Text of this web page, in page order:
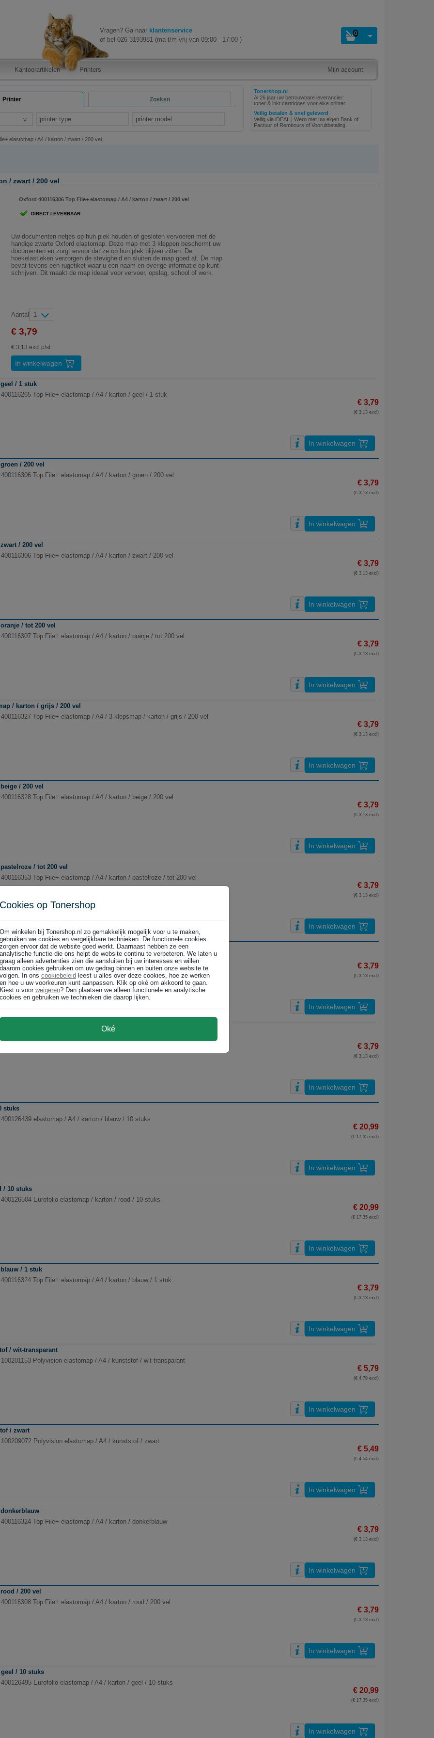
Vragen? Ga naar klantenservice
of bel 026-3193981 (ma t/m vrij van 09:00 - 17:00 )
0
Kantoorartikelen Printers Mijn account
Printer Zoeken
printer type printer model
Tonershop.nl
Al 26 jaar uw betrouwbare leverancier:
toner & inkt cartridges voor elke printer
Veilig betalen & snel geleverd
Veilig via iDEAL | Wero met uw eigen Bank of
Factuur of Rembours of Vooruitbetaling.
elastomap / A4 / karton / zwart / 200 vel
/ zwart / 200 vel
Oxford 400116306 Top File+ elastomap / A4 / karton / zwart / 200 vel
DIRECT LEVERBAAR
Uw documenten netjes op hun plek houden of gesloten vervoeren met de
handige zwarte Oxford elastomap. Deze map met 3 kleppen beschermt uw
documenten en zorgt ervoor dat ze op hun plek blijven zitten. De
hoekelastieken verzorgen de stevigheid en sluiten de map goed af. De map
bevat tevens een rugetiket waar u een naam en overige informatie op kunt
schrijven. Dit maakt de map ideaal voor vervoer, opslag, school of werk.
Aantal 1
€ 3,79
€ 3,13 excl p/st
In winkelwagen
/ 1 stuk
Top File+ elastomap / A4 / karton / geel / 1 stuk
€ 3,79
(€ 3,13 excl)
In winkelwagen
/ 200 vel
Top File+ elastomap / A4 / karton / groen / 200 vel
€ 3,79
(€ 3,13 excl)
In winkelwagen
/ 200 vel
Top File+ elastomap / A4 / karton / zwart / 200 vel
€ 3,79
(€ 3,13 excl)
In winkelwagen
/ tot 200 vel
Top File+ elastomap / A4 / karton / oranje / tot 200 vel
€ 3,79
(€ 3,13 excl)
In winkelwagen
/ karton / grijs / 200 vel
Top File+ elastomap / A4 / 3-klepsmap / karton / grijs / 200 vel
€ 3,79
(€ 3,13 excl)
In winkelwagen
/ 200 vel
Top File+ elastomap / A4 / karton / beige / 200 vel
€ 3,79
(€ 3,13 excl)
In winkelwagen
/ tot 200 vel
Top File+ elastomap / A4 / karton / pastelroze / tot 200 vel
€ 3,79
(€ 3,13 excl)
In winkelwagen
/ tot 200 vel
Top File+ elastomap / A4 / karton / pastelgroen / tot 200 vel
€ 3,79
(€ 3,13 excl)
In winkelwagen
Top File+ elastomap / A4 / karton / pastelblauw
€ 3,79
(€ 3,13 excl)
In winkelwagen
stuks
elastomap / A4 / karton / blauw / 10 stuks
€ 20,99
(€ 17,35 excl)
In winkelwagen
/ 10 stuks
Eurofolio elastomap / karton / rood / 10 stuks
€ 20,99
(€ 17,35 excl)
In winkelwagen
/ 1 stuk
Top File+ elastomap / A4 / karton / blauw / 1 stuk
€ 3,79
(€ 3,13 excl)
In winkelwagen
/ wit-transparant
Polyvision elastomap / A4 / kunststof / wit-transparant
€ 5,79
(€ 4,79 excl)
In winkelwagen
/ zwart
Polyvision elastomap / A4 / kunststof / zwart
€ 5,49
(€ 4,54 excl)
In winkelwagen
Top File+ elastomap / A4 / karton / donkerblauw
€ 3,79
(€ 3,13 excl)
In winkelwagen
/ 200 vel
Top File+ elastomap / A4 / karton / rood / 200 vel
€ 3,79
(€ 3,13 excl)
In winkelwagen
/ 10 stuks
Eurofolio elastomap / A4 / karton / geel / 10 stuks
€ 20,99
(€ 17,35 excl)
In winkelwagen
Cookies op Tonershop
Om winkelen bij Tonershop.nl zo gemakkelijk mogelijk voor u te maken,
gebruiken we cookies en vergelijkbare technieken. De functionele cookies
zorgen ervoor dat de website goed werkt. Daarnaast hebben ze een
analytische functie die ons helpt de website continu te verbeteren. We laten u
graag alleen advertenties zien die aansluiten bij uw interesses en willen
daarom cookies gebruiken om uw gedrag binnen en buiten onze website te
volgen. In ons cookiebeleid leest u alles over deze cookies, hoe ze werken
en hoe u uw voorkeuren kunt aanpassen. Klik op oké om akkoord te gaan.
Kiest u voor weigeren? Dan plaatsen we alleen functionele en analytische
cookies en gebruiken we technieken die daarop lijken.
Oké